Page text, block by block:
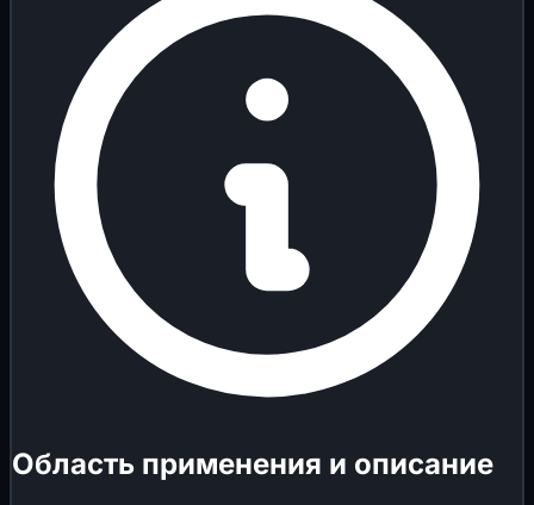
Область применения и описание